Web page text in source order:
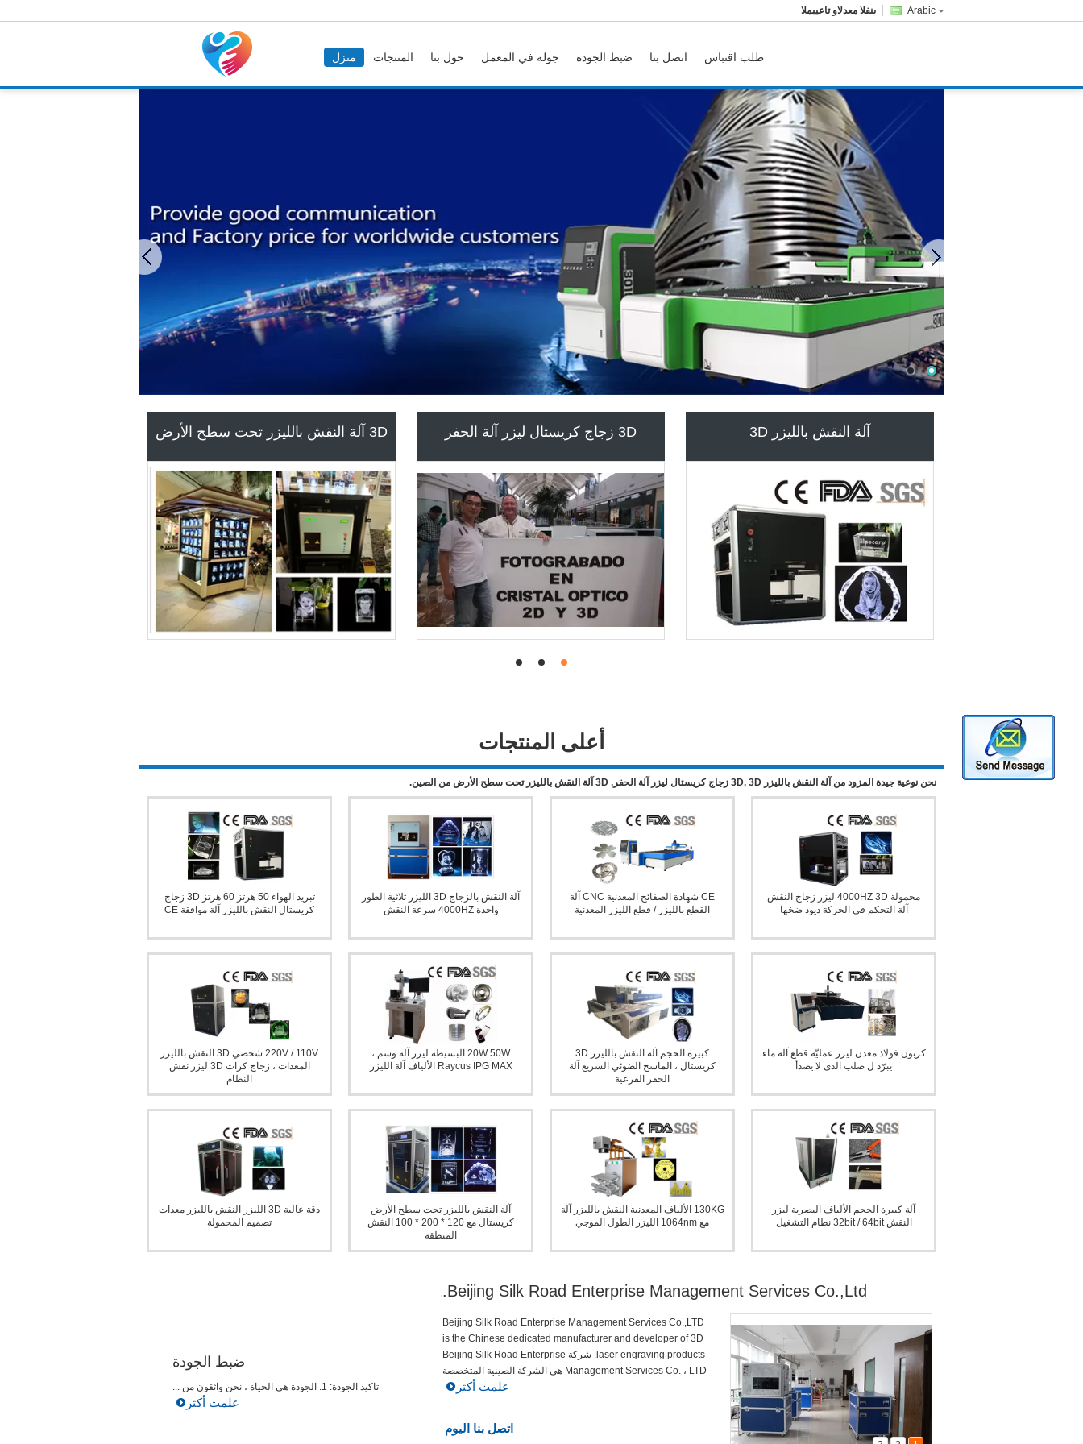
Arabic المبيعات والدعم الفنى
منزل المنتجات حول بنا جولة في المعمل ضبط الجودة اتصل بنا طلب اقتباس
آلة النقش بالليزر 3D 3D زجاج كريستال ليزر آلة الحفر 3D آلة النقش بالليزر تحت سطح الأرض
آلة النقش بالليزر الزجاجية آلة الوسم الليزر ليف ليزر عمليّة قطع آلة
آلة القطع بليزر الألياف المعدنية آلة النقش بالليزر 3D 3D زجاج كريستال ليزر آلة الحفر
آلة النقش بالليزر 3D 3D زجاج كريستال ليزر آلة الحفر
أعلى المنتجات
نحن نوعية جيدة المزود من آلة النقش بالليزر 3D, 3D زجاج كريستال ليزر آلة الحفر, 3D آلة النقش بالليزر تحت سطح الأرض من الصين.
تبريد الهواء 50 هرتز 60 هرتز 3D زجاج
كريستال النقش بالليزر آلة موافقة CE
آلة النقش بالزجاج 3D الليزر ثلاثية الطور
واحدة 4000HZ سرعة النقش
CE شهادة الصفائح المعدنية CNC آلة
القطع بالليزر / قطع الليزر المعدنية
محمولة 4000HZ 3D ليزر زجاج النقش
آلة التحكم في الحركة ديود ضخها
220V / 110V شخصي 3D النقش بالليزر
المعدات ، زجاج كرات 3D ليزر نقش
النظام
20W 50W البسيطة ليزر آلة وسم ،
Raycus IPG MAX الألياف آلة الليزر
كبيرة الحجم آلة النقش بالليزر 3D
كريستال ، الماسح الضوئي السريع آلة
الحفر الفرعية
كربون فولاذ معدن ليزر عمليّة قطع آلة ماء
يبرّد ل صلب الذى لا يصدأ
دقة عالية 3D الليزر النقش بالليزر معدات
تصميم المحمولة
آلة النقش بالليزر تحت سطح الأرض
كريستال مع 120 * 200 * 100 النقش
المنطقة
130KG الألياف المعدنية النقش بالليزر آلة
مع 1064nm الليزر الطول الموجي
آلة كبيرة الحجم الألياف البصرية ليزر
النقش 32bit / 64bit نظام التشغيل
Beijing Silk Road Enterprise Management Services Co.,Ltd.
Beijing Silk Road Enterprise Management Services Co.,LTD
is the Chinese dedicated manufacturer and developer of 3D
laser engraving products. شركة Beijing Silk Road Enterprise
Management Services Co. ، LTD هي الشركة الصينية المتخصصة
في تطوير وتطوير من...
علمت أكثر
اتصل بنا اليوم
ضبط الجودة
تاكيد الجودة: 1. الجودة هي الحياة ، نحن واثقون من ...
علمت أكثر